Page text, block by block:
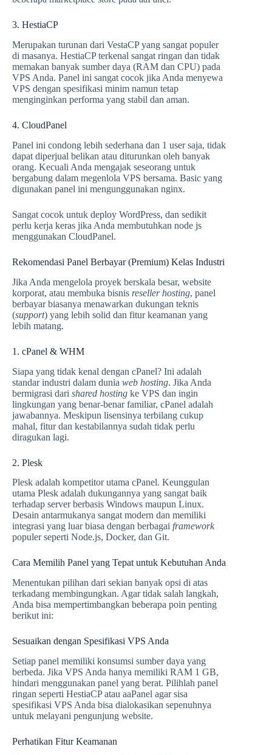
3. HestiaCP
Merupakan turunan dari VestaCP yang sangat populer
di masanya. HestiaCP terkenal sangat ringan dan tidak
memakan banyak sumber daya (RAM dan CPU) pada
VPS Anda. Panel ini sangat cocok jika Anda menyewa
VPS dengan spesifikasi minim namun tetap
menginginkan performa yang stabil dan aman.
4. CloudPanel
Panel ini condong lebih sederhana dan 1 user saja, tidak
dapat diperjual belikan atau diturunkan oleh banyak
orang. Kecuali Anda mengajak seseorang untuk
bergabung dalam megenlola VPS bersama. Basic yang
digunakan panel ini mengunggunakan nginx.
Sangat cocok untuk deploy WordPress, dan sedikit
perlu kerja keras jika Anda membutuhkan node js
menggunakan CloudPanel.
Rekomendasi Panel Berbayar (Premium) Kelas Industri
Jika Anda mengelola proyek berskala besar, website
korporat, atau membuka bisnis reseller hosting, panel
berbayar biasanya menawarkan dukungan teknis
(support) yang lebih solid dan fitur keamanan yang
lebih matang.
1. cPanel & WHM
Siapa yang tidak kenal dengan cPanel? Ini adalah
standar industri dalam dunia web hosting. Jika Anda
bermigrasi dari shared hosting ke VPS dan ingin
lingkungan yang benar-benar familiar, cPanel adalah
jawabannya. Meskipun lisensinya terbilang cukup
mahal, fitur dan kestabilannya sudah tidak perlu
diragukan lagi.
2. Plesk
Plesk adalah kompetitor utama cPanel. Keunggulan
utama Plesk adalah dukungannya yang sangat baik
terhadap server berbasis Windows maupun Linux.
Desain antarmukanya sangat modern dan memiliki
integrasi yang luar biasa dengan berbagai framework
populer seperti Node.js, Docker, dan Git.
Cara Memilih Panel yang Tepat untuk Kebutuhan Anda
Menentukan pilihan dari sekian banyak opsi di atas
terkadang membingungkan. Agar tidak salah langkah,
Anda bisa mempertimbangkan beberapa poin penting
berikut ini:
Sesuaikan dengan Spesifikasi VPS Anda
Setiap panel memiliki konsumsi sumber daya yang
berbeda. Jika VPS Anda hanya memiliki RAM 1 GB,
hindari menggunakan panel yang berat. Pilihlah panel
ringan seperti HestiaCP atau aaPanel agar sisa
spesifikasi VPS Anda bisa dialokasikan sepenuhnya
untuk melayani pengunjung website.
Perhatikan Fitur Keamanan